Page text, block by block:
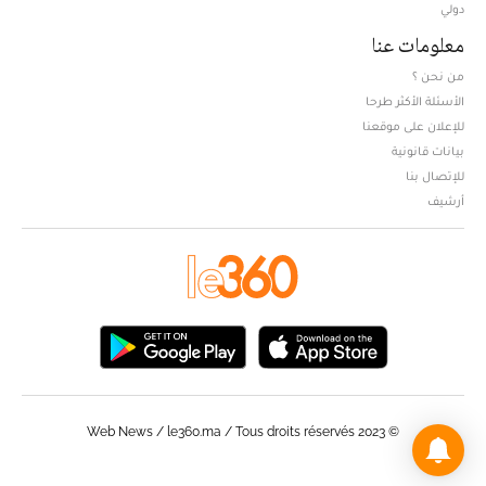
دولي
معلومات عنا
من نحن ؟
الأسئلة الأكثر طرحا
للإعلان على موقعنا
بيانات قانونية
للإتصال بنا
أرشيف
© Web News / le360.ma / Tous droits réservés 2023